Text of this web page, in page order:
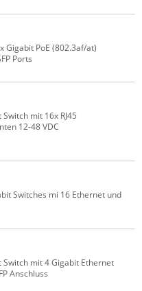
Gigabit PoE (802.3af/at)
Ports
mit 16x RJ45
12-48 VDC
Switches mi 16 Ethernet und
mit 4 Gigabit Ethernet
Anschluss